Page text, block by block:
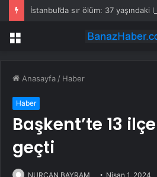
Menü
Anasayfa / Haber
Haber
Başkent’te 13 ilçe
geçti
NURCAN BAYRAM Nisan 1, 2024